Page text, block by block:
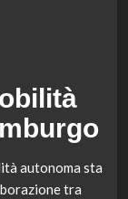
autonoma sta
tra